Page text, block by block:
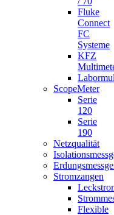
Fluke
Connect
FC
Systeme
KFZ
ScopeMeter
Serie
120
Serie
190
Netzqualität
Stromzangen
Flexible